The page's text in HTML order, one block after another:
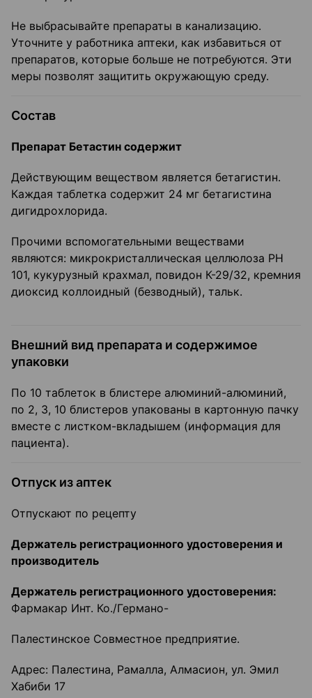
Не выбрасывайте препараты в канализацию.
Уточните у работника аптеки, как избавиться от
препаратов, которые больше не потребуются. Эти
меры позволят защитить окружающую среду.
Состав
Препарат Бетастин содержит
Действующим веществом является бетагистин.
Каждая таблетка содержит 24 мг бетагистина
дигидрохлорида.
Прочими вспомогательными веществами
являются: микрокристаллическая целлюлоза РН
101, кукурузный крахмал, повидон К-29/32, кремния
диоксид коллоидный (безводный), тальк.
Внешний вид препарата и содержимое
упаковки
По 10 таблеток в блистере алюминий-алюминий,
по 2, 3, 10 блистеров упакованы в картонную пачку
вместе с листком-вкладышем (информация для
пациента).
Отпуск из аптек
Отпускают по рецепту
Держатель регистрационного удостоверения и
производитель
Держатель регистрационного удостоверения:
Фармакар Инт. Ко./Германо-
Палестинское Совместное предприятие.
Адрес: Палестина, Рамалла, Алмасион, ул. Эмил
Хабиби 17